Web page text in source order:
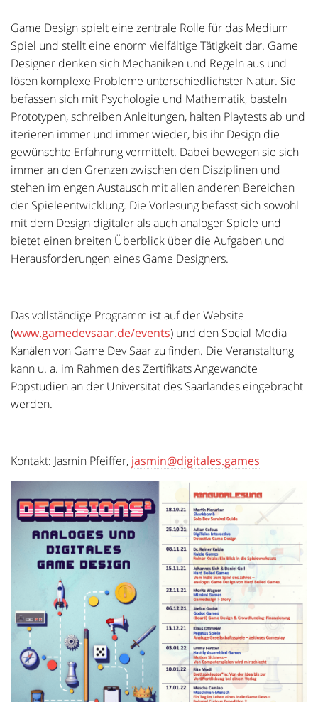
Game Design spielt eine zentrale Rolle für das Medium
Spiel und stellt eine enorm vielfältige Tätigkeit dar. Game
Designer denken sich Mechaniken und Regeln aus und
lösen komplexe Probleme unterschiedlichster Natur. Sie
befassen sich mit Psychologie und Mathematik, basteln
Prototypen, schreiben Anleitungen, halten Playtests ab und
iterieren immer und immer wieder, bis ihr Design die
gewünschte Erfahrung vermittelt. Dabei bewegen sie sich
immer an den Grenzen zwischen den Disziplinen und
stehen im engen Austausch mit allen anderen Bereichen
der Spieleentwicklung. Die Vorlesung befasst sich sowohl
mit dem Design digitaler als auch analoger Spiele und
bietet einen breiten Überblick über die Aufgaben und
Herausforderungen eines Game Designers.
Das vollständige Programm ist auf der Website
(www.gamedevsaar.de/events) und den Social-Media-
Kanälen von Game Dev Saar zu finden. Die Veranstaltung
kann u. a. im Rahmen des Zertifikats Angewandte
Popstudien an der Universität des Saarlandes eingebracht
werden.
Kontakt: Jasmin Pfeiffer, jasmin@digitales.games